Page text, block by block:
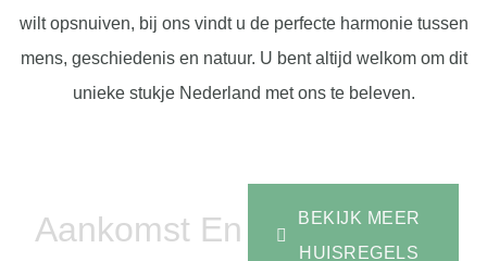
wilt opsnuiven, bij ons vindt u de perfecte harmonie tussen
mens, geschiedenis en natuur. U bent altijd welkom om dit
unieke stukje Nederland met ons te beleven.
Aankomst En
BEKIJK MEER
HUISREGELS